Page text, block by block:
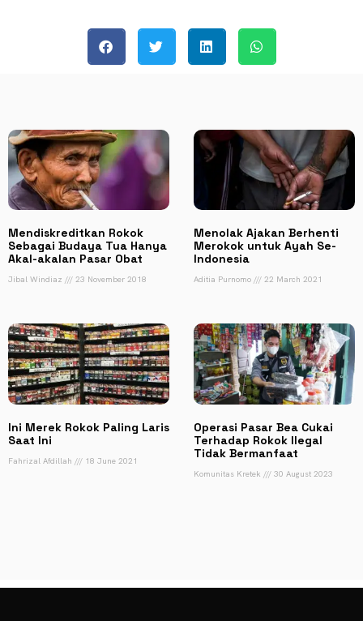
Mendiskreditkan Rokok
Sebagai Budaya Tua Hanya
Akal-akalan Pasar Obat
Jibal Windiaz 23 November 2018
Menolak Ajakan Berhenti
Merokok untuk Ayah Se-
Indonesia
Aditia Purnomo 22 March 2021
Ini Merek Rokok Paling Laris
Saat Ini
Fahrizal Afdillah 18 June 2021
Operasi Pasar Bea Cukai
Terhadap Rokok Ilegal
Tidak Bermanfaat
Komunitas Kretek 30 August 2023